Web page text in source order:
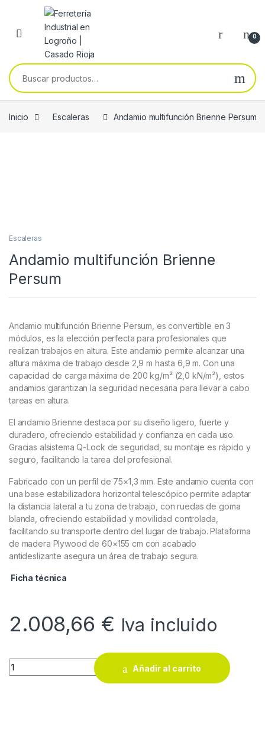
Skip to navigation
Skip to content
0
Buscar por:
Inicio Escaleras Andamio multifunción Brienne Persum
Escaleras
Andamio multifunción Brienne
Persum
Andamio multifunción Brienne Persum, es convertible en 3
módulos, es la elección perfecta para profesionales que
realizan trabajos en altura. Este andamio permite alcanzar una
altura máxima de trabajo desde 2,9 m hasta 6,9 m. Con una
capacidad de carga máxima de 200 kg/m² (2,0 kN/m²), estos
andamios garantizan la seguridad necesaria para llevar a cabo
tareas en altura.
El andamio Brienne destaca por su diseño ligero, fuerte y
duradero, ofreciendo estabilidad y confianza en cada uso.
Gracias alsistema Q-Lock de seguridad, su montaje es rápido y
seguro, facilitando la tarea del profesional.
Fabricado con un perfil de 75×1,3 mm. Este andamio cuenta con
una base estabilizadora horizontal telescópico permite adaptar
la distancia lateral a tu zona de trabajo, con ruedas de goma
blanda, ofreciendo estabilidad y movilidad controlada,
facilitando su transporte dentro del lugar de trabajo. Plataforma
de madera Plywood de 60×155 cm con acabado
antideslizante asegura un área de trabajo segura.
Ficha técnica
2.008,66 € Iva incluido
Andamio multifunción Brienne Persum quantity
Añadir al carrito